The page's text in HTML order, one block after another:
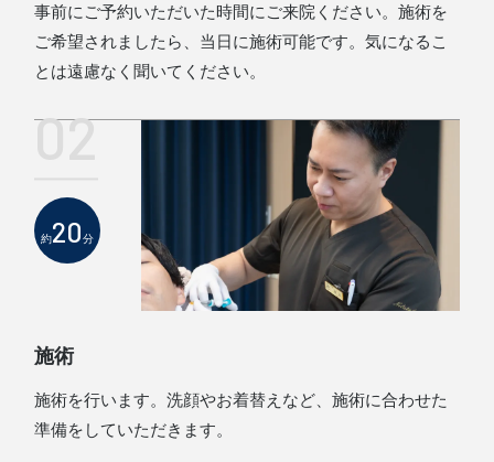
事前にご予約いただいた時間にご来院ください。施術を
ご希望されましたら、当日に施術可能です。気になるこ
とは遠慮なく聞いてください。
02
約20分
施術
施術を行います。洗顔やお着替えなど、施術に合わせた
準備をしていただきます。